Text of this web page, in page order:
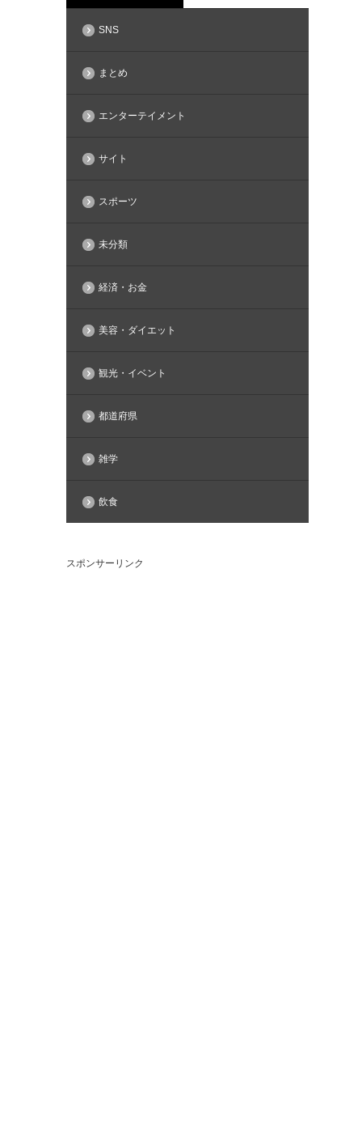
SNS
まとめ
エンターテイメント
サイト
スポーツ
未分類
経済・お金
美容・ダイエット
観光・イベント
都道府県
雑学
飲食
スポンサーリンク